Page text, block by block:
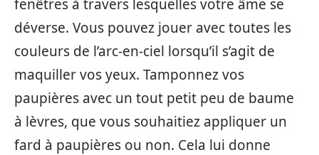
fenêtres à travers lesquelles votre âme se
déverse. Vous pouvez jouer avec toutes les
couleurs de l’arc-en-ciel lorsqu’il s’agit de
maquiller vos yeux. Tamponnez vos
paupières avec un tout petit peu de baume
à lèvres, que vous souhaitiez appliquer un
fard à paupières ou non. Cela lui donne